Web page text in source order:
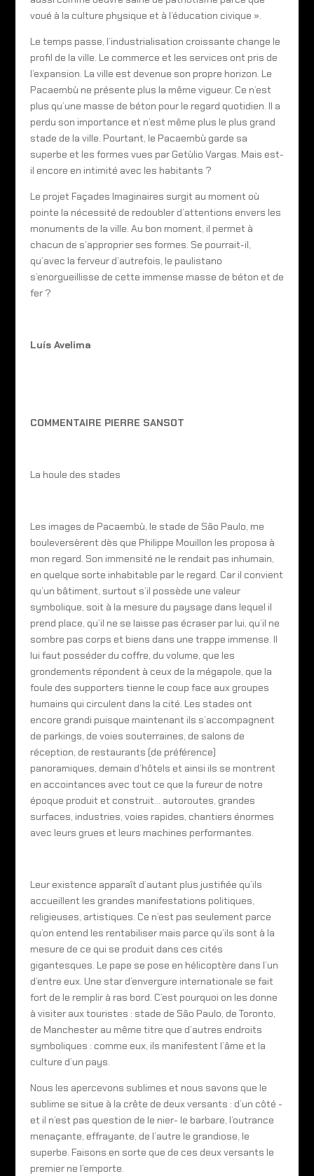
voué à la culture physique et à l’éducation civique ».
Le temps passe, l’industrialisation croissante change le
profil de la ville. Le commerce et les services ont pris de
l’expansion. La ville est devenue son propre horizon. Le
Pacaembù ne présente plus la même vigueur. Ce n’est
plus qu’une masse de béton pour le regard quotidien. Il a
perdu son importance et n’est même plus le plus grand
stade de la ville. Pourtant, le Pacaembù garde sa
superbe et les formes vues par Getùlio Vargas. Mais est-
il encore en intimité avec les habitants ?
Le projet Façades Imaginaires surgit au moment où
pointe la nécessité de redoubler d’attentions envers les
monuments de la ville. Au bon moment, il permet à
chacun de s’approprier ses formes. Se pourrait-il,
qu’avec la ferveur d’autrefois, le paulistano
s’enorgueillisse de cette immense masse de béton et de
fer ?
Luís Avelima
COMMENTAIRE PIERRE SANSOT
La houle des stades
Les images de Pacaembù, le stade de São Paulo, me
bouleversèrent dès que Philippe Mouillon les proposa à
mon regard. Son immensité ne le rendait pas inhumain,
en quelque sorte inhabitable par le regard. Car il convient
qu’un bâtiment, surtout s’il possède une valeur
symbolique, soit à la mesure du paysage dans lequel il
prend place, qu’il ne se laisse pas écraser par lui, qu’il ne
sombre pas corps et biens dans une trappe immense. Il
lui faut posséder du coffre, du volume, que les
grondements répondent à ceux de la mégapole, que la
foule des supporters tienne le coup face aux groupes
humains qui circulent dans la cité. Les stades ont
encore grandi puisque maintenant ils s’accompagnent
de parkings, de voies souterraines, de salons de
réception, de restaurants (de préférence)
panoramiques, demain d’hôtels et ainsi ils se montrent
en accointances avec tout ce que la fureur de notre
époque produit et construit… autoroutes, grandes
surfaces, industries, voies rapides, chantiers énormes
avec leurs grues et leurs machines performantes.
Leur existence apparaît d’autant plus justifiée qu’ils
accueillent les grandes manifestations politiques,
religieuses, artistiques. Ce n’est pas seulement parce
qu’on entend les rentabiliser mais parce qu’ils sont à la
mesure de ce qui se produit dans ces cités
gigantesques. Le pape se pose en hélicoptère dans l’un
d’entre eux. Une star d’envergure internationale se fait
fort de le remplir à ras bord. C’est pourquoi on les donne
à visiter aux touristes : stade de São Paulo, de Toronto,
de Manchester au même titre que d’autres endroits
symboliques : comme eux, ils manifestent l’âme et la
culture d’un pays.
Nous les apercevons sublimes et nous savons que le
sublime se situe à la crête de deux versants : d’un côté -
et il n’est pas question de le nier- le barbare, l’outrance
menaçante, effrayante, de l’autre le grandiose, le
superbe. Faisons en sorte que de ces deux versants le
premier ne l’emporte.